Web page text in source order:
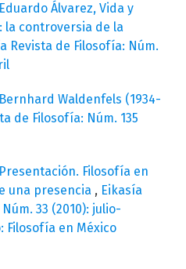
Eduardo Álvarez, Vida y
la controversia de la
Revista de Filosofía: Núm.
Bernhard Waldenfels (1934-
de Filosofía: Núm. 135
Presentación. Filosofía en
una presencia , Eikasía
33 (2010): julio-
Filosofía en México